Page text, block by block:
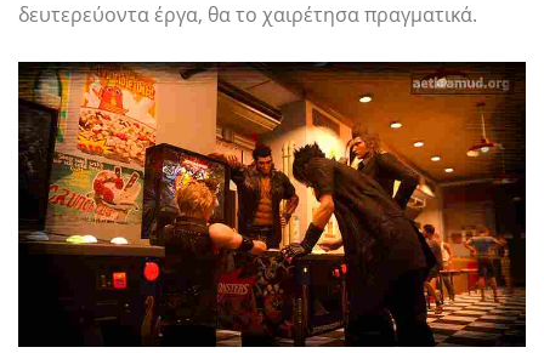
δευτερεύοντα έργα, θα το χαιρέτησα πραγματικά.